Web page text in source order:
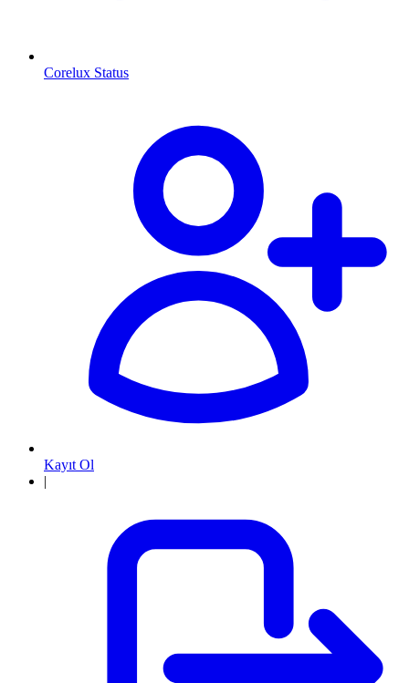
Corelux Status
Kayıt Ol
|